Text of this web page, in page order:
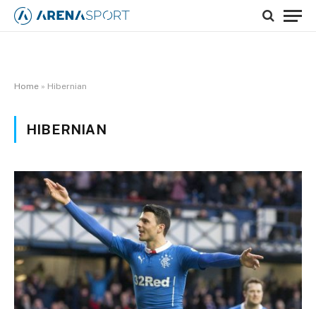
Home » Hibernian
HIBERNIAN